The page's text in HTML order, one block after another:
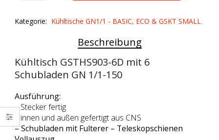
6
1/1
quantity
Kategorie: Kühltische GN1/1 - BASIC, ECO & GSKT SMALL
Beschreibung
Kühltisch GSTHS903-6D mit 6
Schubladen GN 1/1-150
Ausführung:
– Stecker fertig
– innen und außen gefertigt aus CNS
– Schubladen mit Fulterer – Teleskopschienen